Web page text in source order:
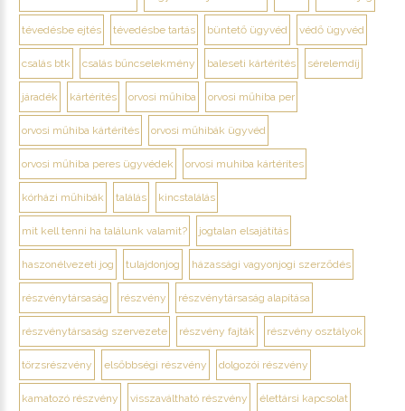
tévedésbe ejtés tévedésbe tartás büntető ügyvéd védő ügyvéd
csalás btk csalás bűncselekmény baleseti kártérítés sérelemdíj
járadék kártérítés orvosi műhiba orvosi műhiba per
orvosi műhiba kártérítés orvosi műhibák ügyvéd
orvosi műhiba peres ügyvédek orvosi muhiba kártérítes
kórházi műhibák találás kincstalálás
mit kell tenni ha találunk valamit? jogtalan elsajátítás
haszonélvezeti jog tulajdonjog házassági vagyonjogi szerződés
részvénytársaság részvény részvénytársaság alapítása
részvénytársaság szervezete részvény fajták részvény osztályok
törzsrészvény elsőbbségi részvény dolgozói részvény
kamatozó részvény visszaváltható részvény élettársi kapcsolat